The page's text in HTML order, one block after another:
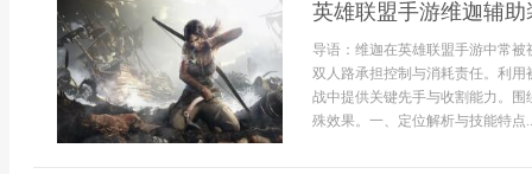
英雄联盟手游维迦辅
导语：维迦在英雄联盟手游中常
双人路承担控制与消耗责任。利
战中提供关键先手与收割能力。
殊效果。一、定位解析与技能特点